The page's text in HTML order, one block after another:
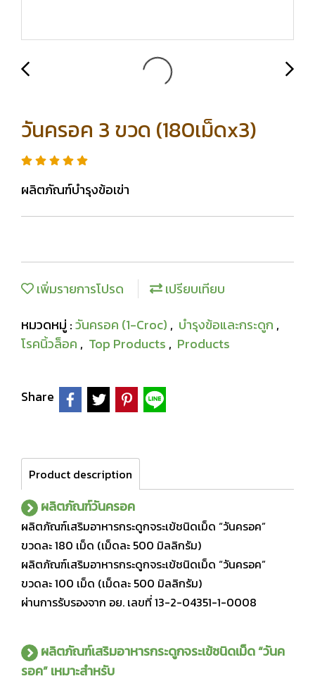
วันครอค 3 ขวด (180เม็ดx3)
ผลิตภัณฑ์บำรุงข้อเข่า
เพิ่มรายการโปรด
เปรียบเทียบ
หมวดหมู่ :วันครอค (1-Croc) , บำรุงข้อและกระดูก ,
โรคนิ้วล็อค , Top Products , Products
Share
Product description
ผลิตภัณฑ์วันครอค
ผลิตภัณฑ์เสริมอาหารกระดูกจระเข้ชนิดเม็ด “วันครอค”
ขวดละ 180 เม็ด (เม็ดละ 500 มิลลิกรัม)
ผลิตภัณฑ์เสริมอาหารกระดูกจระเข้ชนิดเม็ด “วันครอค”
ขวดละ 100 เม็ด (เม็ดละ 500 มิลลิกรัม)
ผ่านการรับรองจาก อย. เลขที่ 13-2-04351-1-0008
ผลิตภัณฑ์เสริมอาหารกระดูกจระเข้ชนิดเม็ด “วันค
รอค” เหมาะสำหรับ